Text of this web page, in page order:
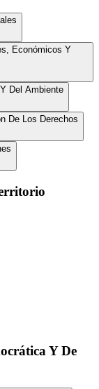
Económicos Y
Del Ambiente
De Los Derechos
Y De